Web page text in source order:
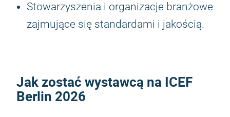
Stowarzyszenia i organizacje branżowe
zajmujące się standardami i jakością.
Jak zostać wystawcą na ICEF
Berlin 2026